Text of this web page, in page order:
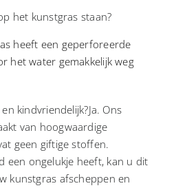
het kunstgras staan?
heeft een geperforeerde
het water gemakkelijk weg
kindvriendelijk?Ja. Ons
van hoogwaardige
geen giftige stoffen.
een ongelukje heeft, kan u dit
kunstgras afscheppen en